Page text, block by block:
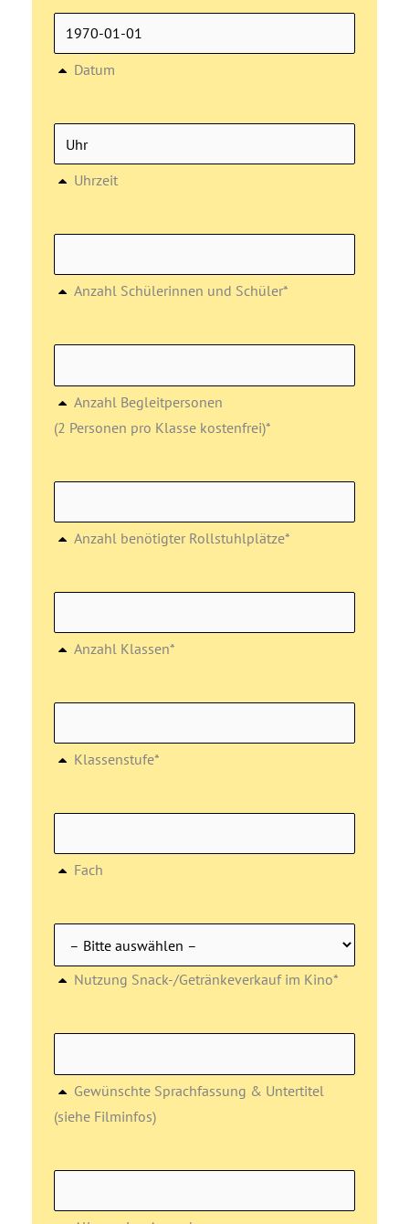
Datum
Uhrzeit
Anzahl Schülerinnen und Schüler*
Anzahl Begleitpersonen
(2 Personen pro Klasse kostenfrei)*
Anzahl benötigter Rollstuhlplätze*
Anzahl Klassen*
Klassenstufe*
Fach
Nutzung Snack-/Getränkeverkauf im Kino*
Gewünschte Sprachfassung & Untertitel
(siehe Filminfos)